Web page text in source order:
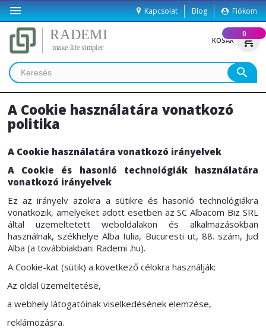
 Kapcsolat Blog Fiókom
KOSÁR shopping_cart
0
search
A Cookie használatára vonatkozó
politika
A Cookie használatára vonatkozó irányelvek
A Cookie és hasonló technológiák használatára
vonatkozó irányelvek
Ez az irányelv azokra a sütikre és hasonló technológiákra
vonatkozik, amelyeket adott esetben az SC Albacom Biz SRL
által üzemeltetett weboldalakon és alkalmazásokban
használnak, székhelye Alba Iulia, Bucuresti ut, 88. szám, Jud
Alba (a továbbiakban: Rademi .hu).
A Cookie-kat (sütik) a következő célokra használják:
Az oldal üzemeltetése,
a webhely látogatóinak viselkedésének elemzése,
reklámozásra.